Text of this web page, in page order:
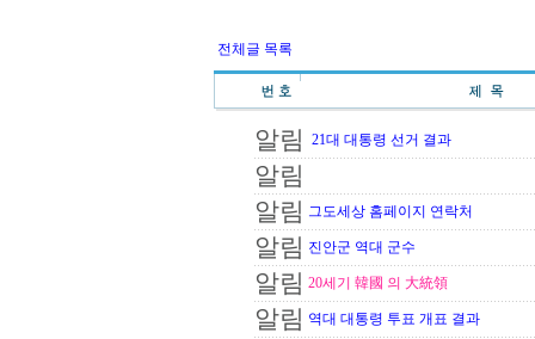
전체글 목록
알림 21대 대통령 선거 결과
알림
알림 그도세상 홈페이지 연락처
알림 진안군 역대 군수
알림 20세기 韓國 의 大統領
알림 역대 대통령 투표 개표 결과